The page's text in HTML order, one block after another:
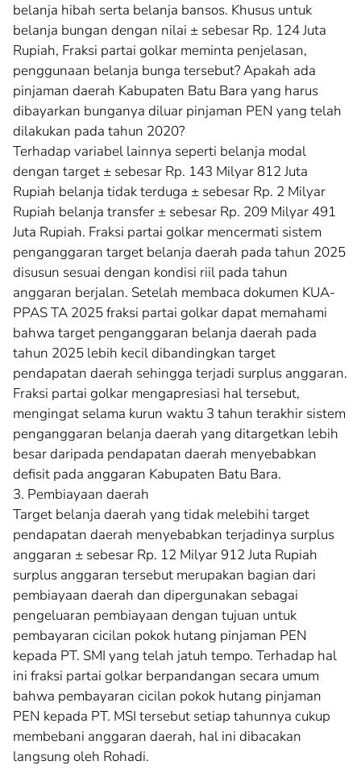
belanja hibah serta belanja bansos. Khusus untuk
belanja bungan dengan nilai ± sebesar Rp. 124 Juta
Rupiah, Fraksi partai golkar meminta penjelasan,
penggunaan belanja bunga tersebut? Apakah ada
pinjaman daerah Kabupaten Batu Bara yang harus
dibayarkan bunganya diluar pinjaman PEN yang telah
dilakukan pada tahun 2020?
Terhadap variabel lainnya seperti belanja modal
dengan target ± sebesar Rp. 143 Milyar 812 Juta
Rupiah belanja tidak terduga ± sebesar Rp. 2 Milyar
Rupiah belanja transfer ± sebesar Rp. 209 Milyar 491
Juta Rupiah. Fraksi partai golkar mencermati sistem
penganggaran target belanja daerah pada tahun 2025
disusun sesuai dengan kondisi riil pada tahun
anggaran berjalan. Setelah membaca dokumen KUA-
PPAS TA 2025 fraksi partai golkar dapat memahami
bahwa target penganggaran belanja daerah pada
tahun 2025 lebih kecil dibandingkan target
pendapatan daerah sehingga terjadi surplus anggaran.
Fraksi partai golkar mengapresiasi hal tersebut,
mengingat selama kurun waktu 3 tahun terakhir sistem
penganggaran belanja daerah yang ditargetkan lebih
besar daripada pendapatan daerah menyebabkan
defisit pada anggaran Kabupaten Batu Bara.
3. Pembiayaan daerah
Target belanja daerah yang tidak melebihi target
pendapatan daerah menyebabkan terjadinya surplus
anggaran ± sebesar Rp. 12 Milyar 912 Juta Rupiah
surplus anggaran tersebut merupakan bagian dari
pembiayaan daerah dan dipergunakan sebagai
pengeluaran pembiayaan dengan tujuan untuk
pembayaran cicilan pokok hutang pinjaman PEN
kepada PT. SMI yang telah jatuh tempo. Terhadap hal
ini fraksi partai golkar berpandangan secara umum
bahwa pembayaran cicilan pokok hutang pinjaman
PEN kepada PT. MSI tersebut setiap tahunnya cukup
membebani anggaran daerah, hal ini dibacakan
langsung oleh Rohadi.